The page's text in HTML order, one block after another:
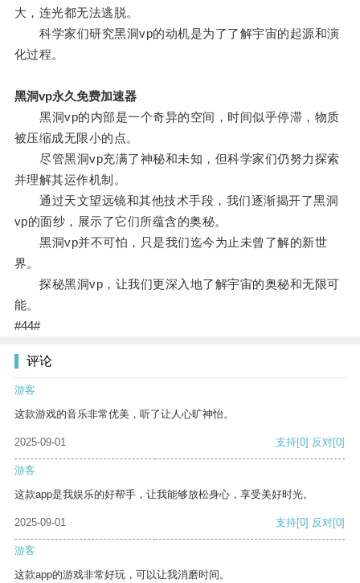
大，连光都无法逃脱。
科学家们研究黑洞vp的动机是为了了解宇宙的起源和演
化过程。
黑洞vp永久免费加速器
黑洞vp的内部是一个奇异的空间，时间似乎停滞，物质
被压缩成无限小的点。
尽管黑洞vp充满了神秘和未知，但科学家们仍努力探索
并理解其运作机制。
通过天文望远镜和其他技术手段，我们逐渐揭开了黑洞
vp的面纱，展示了它们所蕴含的奥秘。
黑洞vp并不可怕，只是我们迄今为止未曾了解的新世
界。
探秘黑洞vp，让我们更深入地了解宇宙的奥秘和无限可
能。
#44#
评论
游客
这款游戏的音乐非常优美，听了让人心旷神怡。
2025-09-01 支持[0] 反对[0]
游客
这款app是我娱乐的好帮手，让我能够放松身心，享受美好时光。
2025-09-01 支持[0] 反对[0]
游客
这款app的游戏非常好玩，可以让我消磨时间。